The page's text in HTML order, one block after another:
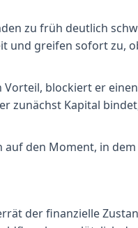
zu früh deutlich
und greifen sofort zu,
blockiert er
zunächst Kapital
den Moment, in
der finanzielle